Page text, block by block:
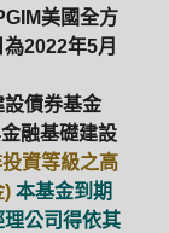
美國全方
2022年5月
設債券基金
融基礎建設
資等級之高
) 本基金到期
公司得依其